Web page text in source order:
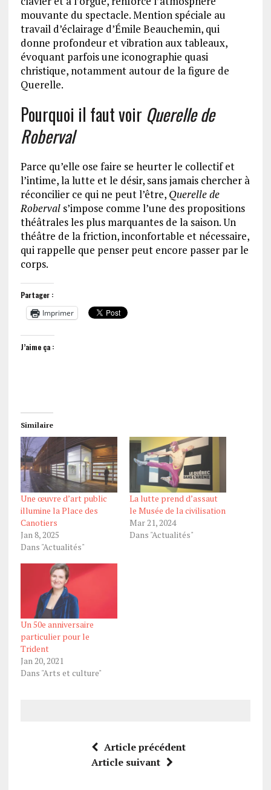
mouvante du spectacle. Mention spéciale au
travail d’éclairage d’Émile Beauchemin, qui
donne profondeur et vibration aux tableaux,
évoquant parfois une iconographie quasi
christique, notamment autour de la figure de
Querelle.
Pourquoi il faut voir Querelle de
Roberval
Parce qu’elle ose faire se heurter le collectif et
l’intime, la lutte et le désir, sans jamais chercher à
réconcilier ce qui ne peut l’être, Querelle de
Robervals’impose comme l’une des propositions
théâtrales les plus marquantes de la saison. Un
théâtre de la friction, inconfortable et nécessaire,
qui rappelle que penser peut encore passer par le
corps.
Partager :
Imprimer
J’aime ça :
Similaire
Une œuvre d’art public
illumine la Place des
Canotiers
Jan 8, 2025
Dans "Actualités"
La lutte prend d’assaut
le Musée de la civilisation
Mar 21, 2024
Dans "Actualités"
Un 50e anniversaire
particulier pour le
Trident
Jan 20, 2021
Dans "Arts et culture"
Article précédent
Article suivant